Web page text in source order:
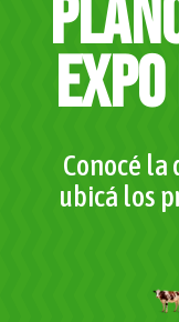
Conocé
ubicá los